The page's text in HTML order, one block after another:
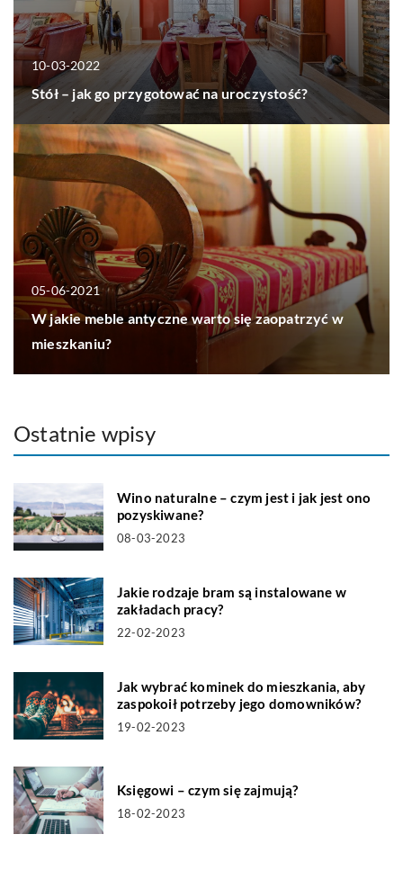
10-03-2022
Stół – jak go przygotować na uroczystość?
05-06-2021
W jakie meble antyczne warto się zaopatrzyć w
mieszkaniu?
Ostatnie wpisy
Wino naturalne – czym jest i jak jest ono
pozyskiwane?
08-03-2023
Jakie rodzaje bram są instalowane w
zakładach pracy?
22-02-2023
Jak wybrać kominek do mieszkania, aby
zaspokoił potrzeby jego domowników?
19-02-2023
Księgowi – czym się zajmują?
18-02-2023